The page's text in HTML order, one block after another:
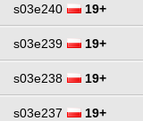
s03e240 19+
s03e239 19+
s03e238 19+
s03e237 19+